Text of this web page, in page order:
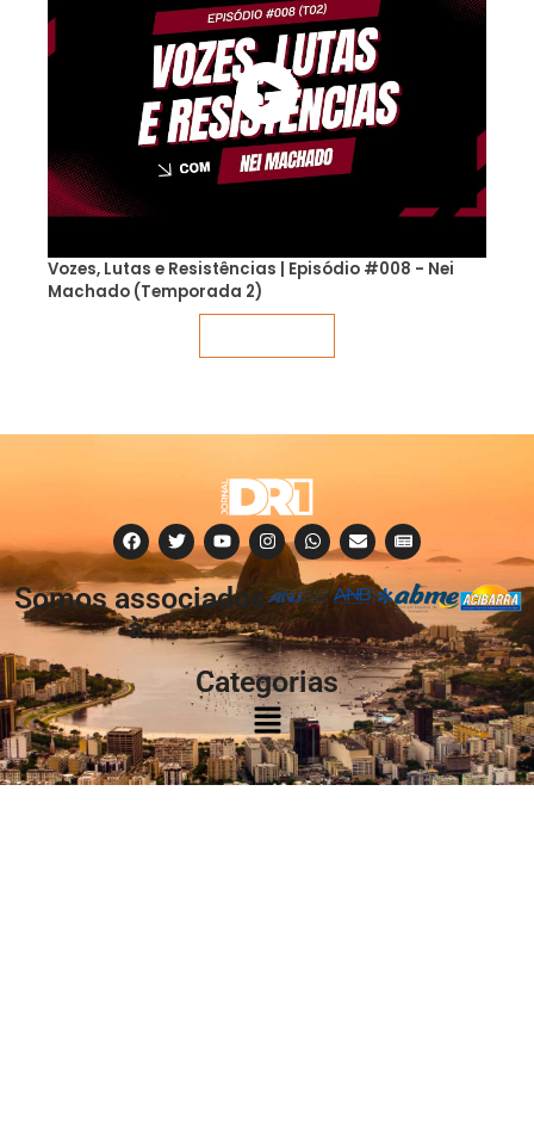
Vozes, Lutas e Resistências | Episódio #008 - Nei
Machado (Temporada 2)
Somos associados
à:
Categorias